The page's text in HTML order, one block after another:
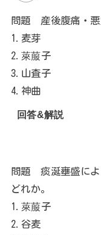
問題 産後腹痛・悪
1.麦芽
2.萊菔子
3.山査子
4.神曲
回答&解説
問題 痰涎壅盛によ
どれか。
1.萊菔子
2.谷麦